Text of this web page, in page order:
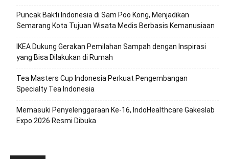
Puncak Bakti Indonesia di Sam Poo Kong, Menjadikan
Semarang Kota Tujuan Wisata Medis Berbasis Kemanusiaan
IKEA Dukung Gerakan Pemilahan Sampah dengan Inspirasi
yang Bisa Dilakukan di Rumah
Tea Masters Cup Indonesia Perkuat Pengembangan
Specialty Tea Indonesia
Memasuki Penyelenggaraan Ke-16, IndoHealthcare Gakeslab
Expo 2026 Resmi Dibuka